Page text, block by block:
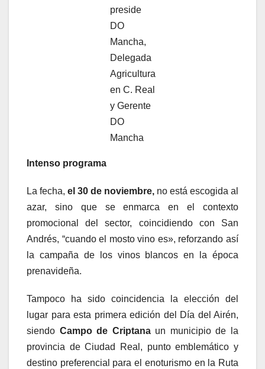
preside
DO
Mancha,
Delegada
Agricultura
en C. Real
y Gerente
DO
Mancha
Intenso programa
La fecha, el 30 de noviembre, no está escogida al
azar, sino que se enmarca en el contexto
promocional del sector, coincidiendo con San
Andrés, “cuando el mosto vino es», reforzando así
la campaña de los vinos blancos en la época
prenavideña.
Tampoco ha sido coincidencia la elección del
lugar para esta primera edición del Día del Airén,
siendo Campo de Criptanaun municipio de la
provincia de Ciudad Real, punto emblemático y
destino preferencial para el enoturismo en la Ruta